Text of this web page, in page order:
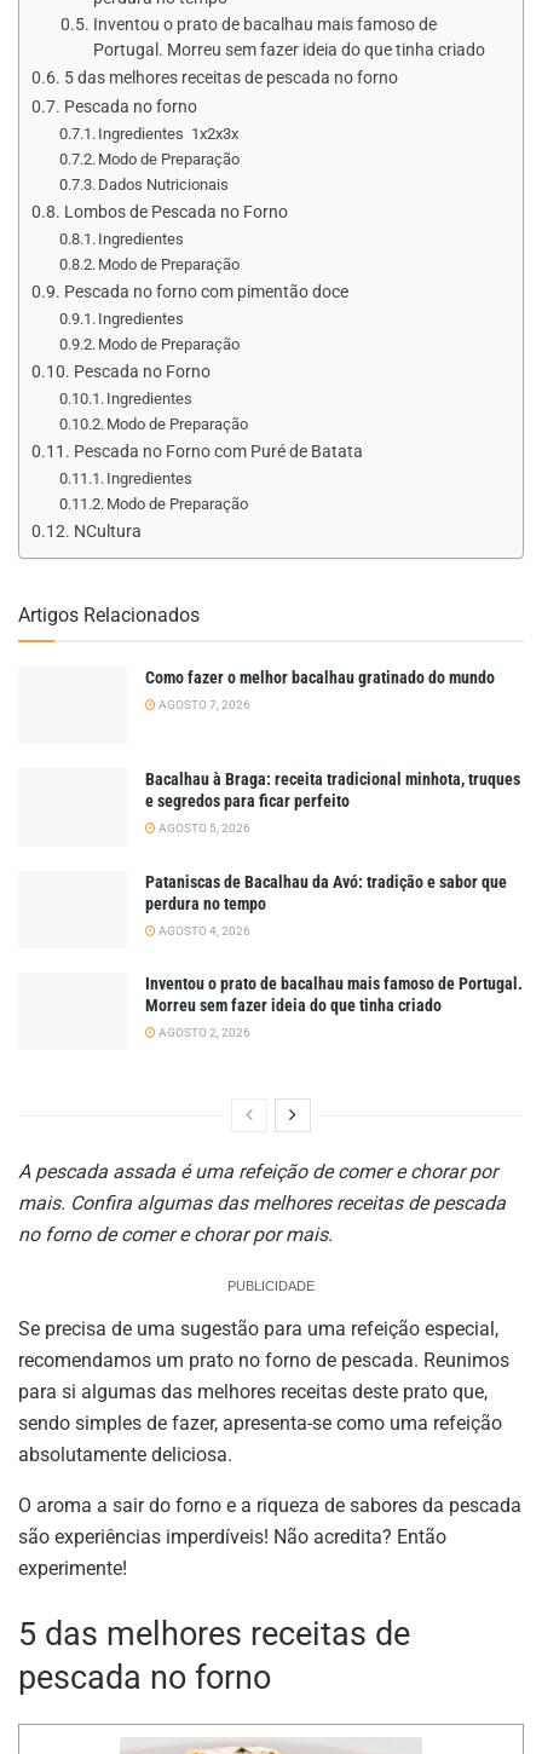
Inventou o prato de bacalhau mais famoso de
Portugal. Morreu sem fazer ideia do que tinha criado
5 das melhores receitas de pescada no forno
Pescada no forno
Ingredientes 1x2x3x
Modo de Preparação
Dados Nutricionais
Lombos de Pescada no Forno
Ingredientes
Modo de Preparação
Pescada no forno com pimentão doce
Ingredientes
Modo de Preparação
Pescada no Forno
Ingredientes
Modo de Preparação
Pescada no Forno com Puré de Batata
Ingredientes
Modo de Preparação
NCultura
Artigos Relacionados
Como fazer o melhor bacalhau gratinado do mundo
AGOSTO 7, 2026
Bacalhau à Braga: receita tradicional minhota, truques
e segredos para ficar perfeito
AGOSTO 5, 2026
Pataniscas de Bacalhau da Avó: tradição e sabor que
perdura no tempo
AGOSTO 4, 2026
Inventou o prato de bacalhau mais famoso de Portugal.
Morreu sem fazer ideia do que tinha criado
AGOSTO 2, 2026
A pescada assada é uma refeição de comer e chorar por
mais. Confira algumas das melhores receitas de pescada
no forno de comer e chorar por mais.
PUBLICIDADE
Se precisa de uma sugestão para uma refeição especial,
recomendamos um prato no forno de pescada. Reunimos
para si algumas das melhores receitas deste prato que,
sendo simples de fazer, apresenta-se como uma refeição
absolutamente deliciosa.
O aroma a sair do forno e a riqueza de sabores da pescada
são experiências imperdíveis! Não acredita? Então
experimente!
5 das melhores receitas de
pescada no forno